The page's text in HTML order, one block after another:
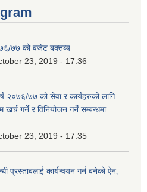
७७ को बजेट बक्तब्य
23, 2019 - 17:36
२०७६/७७ को सेवा र कार्यहरुको लागि
गर्ने र विनियोजन गर्ने सम्बन्धमा
23, 2019 - 17:35
प्रस्ताबलाई कार्यन्वयन गर्न बनेको ऐन‚